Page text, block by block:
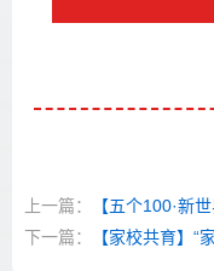
上一篇：
【五个100·新
下一篇：
【家校共育】